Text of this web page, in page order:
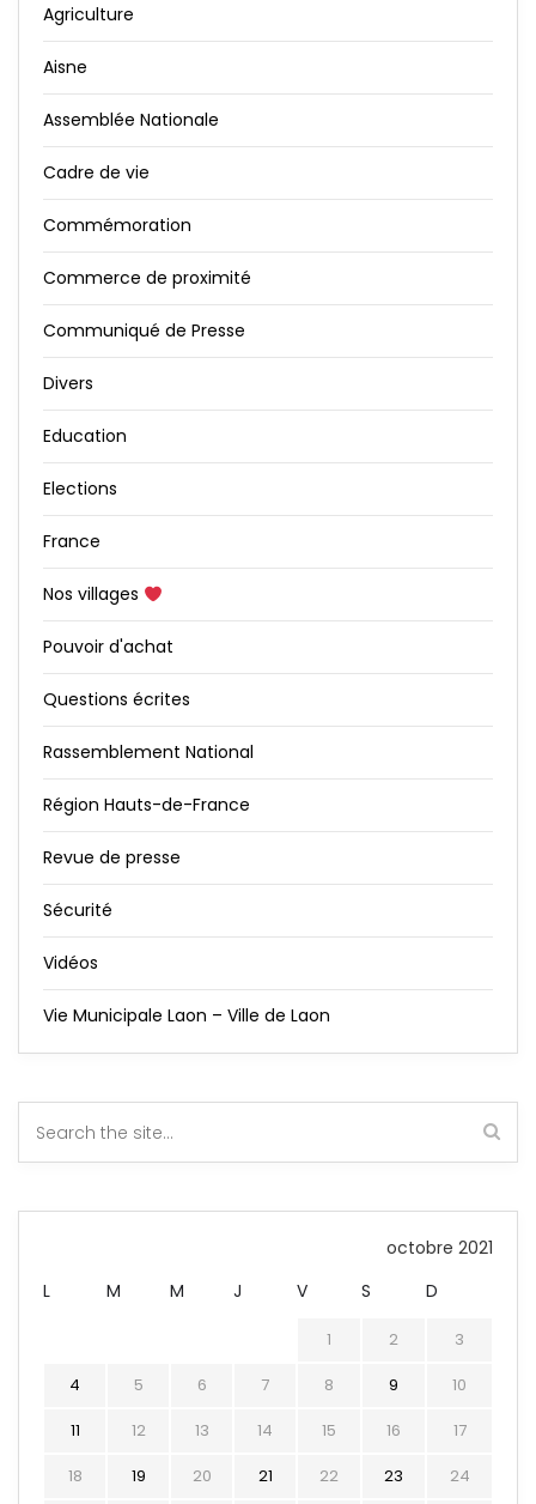
Agriculture
Aisne
Assemblée Nationale
Cadre de vie
Commémoration
Commerce de proximité
Communiqué de Presse
Divers
Education
Elections
France
Nos villages
Pouvoir d'achat
Questions écrites
Rassemblement National
Région Hauts-de-France
Revue de presse
Sécurité
Vidéos
Vie Municipale Laon – Ville de Laon
octobre 2021
L
M M J V S D
1 2
3
4
5 6 7 8 9
10
11
12 13 14 15 16
17
18
19 20 21 22 23 24